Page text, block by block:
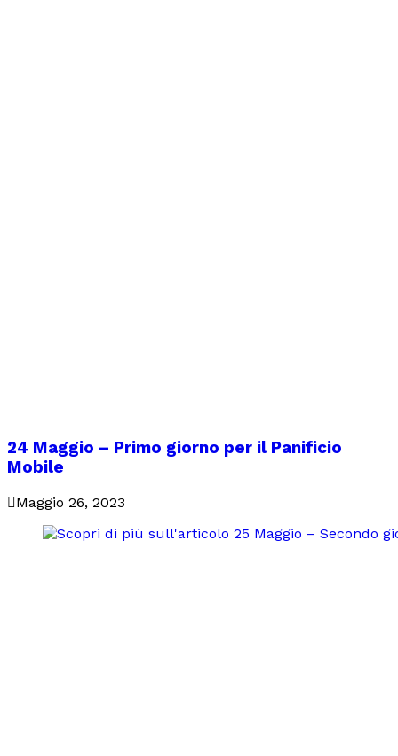
24 Maggio – Primo giorno per il Panificio
Mobile
Maggio 26, 2023